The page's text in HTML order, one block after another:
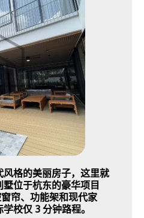
格的美丽房子，这里就
位于杭东的豪华项目
帘、功能架和现代家
校仅 3 分钟路程。